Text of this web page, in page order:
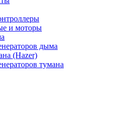
и моторы
дыма
(Hazer)
тумана